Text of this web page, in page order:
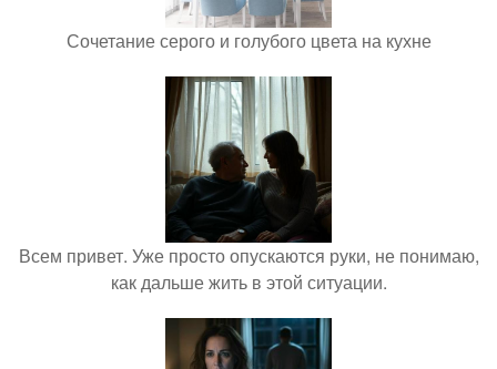
Сочетание серого и голубого цвета на кухне
Всем привет. Уже просто опускаются руки, не понимаю,
как дальше жить в этой ситуации.